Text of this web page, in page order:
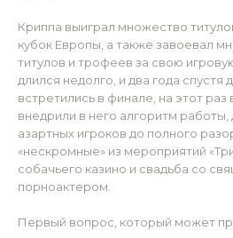
Криппа выиграл множество
кубок Европы, а также завоевал
титулов и трофеев за свою
длился недолго, и два года спустя
встретились в финале, на этот
внедрили в него алгоритм
азартных игроков до полного
«нескромные» из мероприятий
собачьего казино и свадьба со
порноактером.
Первый вопрос, который может